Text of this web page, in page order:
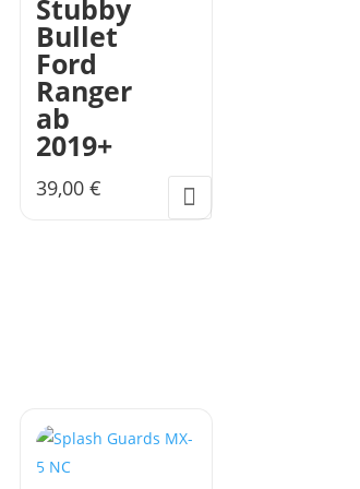
Stubby
Bullet
Ford
Ranger
ab
2019+
39,00 €